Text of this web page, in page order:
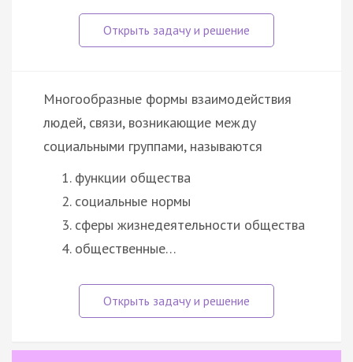
Многообразные формы взаимодействия
людей, связи, возникающие между
социальными группами, называются
функции общества
социальные нормы
сферы жизнедеятельности общества
общественные…